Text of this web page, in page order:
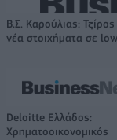
Β.Σ. Καρούλιας:
νέα στοιχήματα σε
Deloitte Ελλάδος:
Χρηματοοικονομικός